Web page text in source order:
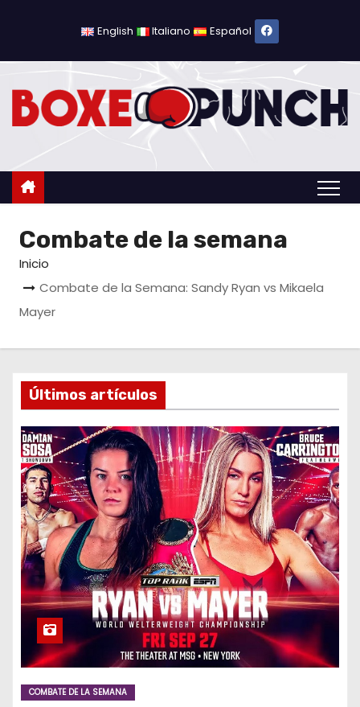
l
d
English Italiano Español
Combate de la semana
Inicio
Combate de la Semana: Sandy Ryan vs Mikaela
Mayer
Últimos artículos
COMBATE DE LA SEMANA